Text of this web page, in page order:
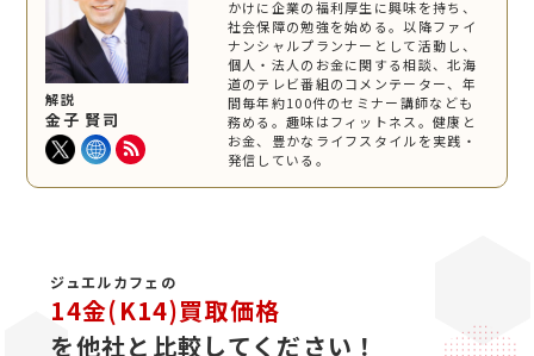
解説
金子 賢司
かけに企業の福利厚生に興味を持ち、
社会保障の勉強を始める。以降ファイ
ナンシャルプランナーとして活動し、
個人・法人のお金に関する相談、北海
道のテレビ番組のコメンテーター、年
間毎年約100件のセミナー講師なども
務める。趣味はフィットネス。健康と
お金、豊かなライフスタイルを実践・
発信している。
ジュエルカフェの
14金(K14)買取価格
を他社と比較してください！